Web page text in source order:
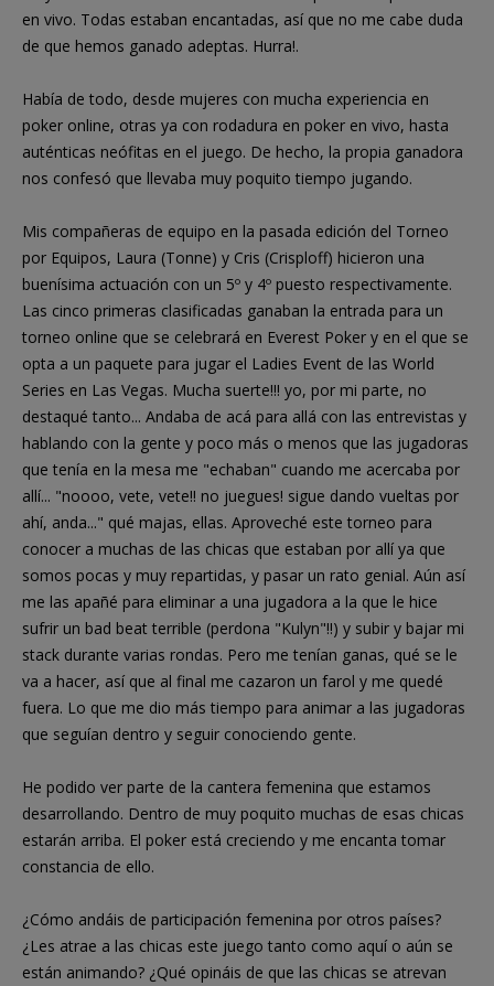
en vivo. Todas estaban encantadas, así que no me cabe duda
de que hemos ganado adeptas. Hurra!.
Había de todo, desde mujeres con mucha experiencia en
poker online, otras ya con rodadura en poker en vivo, hasta
auténticas neófitas en el juego. De hecho, la propia ganadora
nos confesó que llevaba muy poquito tiempo jugando.
Mis compañeras de equipo en la pasada edición del Torneo
por Equipos, Laura (Tonne) y Cris (Crisploff) hicieron una
buenísima actuación con un 5º y 4º puesto respectivamente.
Las cinco primeras clasificadas ganaban la entrada para un
torneo online que se celebrará en Everest Poker y en el que se
opta a un paquete para jugar el Ladies Event de las World
Series en Las Vegas. Mucha suerte!!! yo, por mi parte, no
destaqué tanto... Andaba de acá para allá con las entrevistas y
hablando con la gente y poco más o menos que las jugadoras
que tenía en la mesa me "echaban" cuando me acercaba por
allí... "noooo, vete, vete!! no juegues! sigue dando vueltas por
ahí, anda..." qué majas, ellas. Aproveché este torneo para
conocer a muchas de las chicas que estaban por allí ya que
somos pocas y muy repartidas, y pasar un rato genial. Aún así
me las apañé para eliminar a una jugadora a la que le hice
sufrir un bad beat terrible (perdona "Kulyn"!!) y subir y bajar mi
stack durante varias rondas. Pero me tenían ganas, qué se le
va a hacer, así que al final me cazaron un farol y me quedé
fuera. Lo que me dio más tiempo para animar a las jugadoras
que seguían dentro y seguir conociendo gente.
He podido ver parte de la cantera femenina que estamos
desarrollando. Dentro de muy poquito muchas de esas chicas
estarán arriba. El poker está creciendo y me encanta tomar
constancia de ello.
¿Cómo andáis de participación femenina por otros países?
¿Les atrae a las chicas este juego tanto como aquí o aún se
están animando? ¿Qué opináis de que las chicas se atrevan